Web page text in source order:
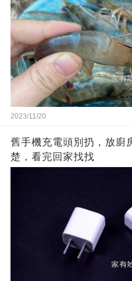
2023/11/20
舊手機充電頭別扔，放廚
楚，看完回家找找